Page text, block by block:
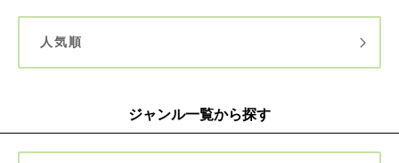
人気順
ジャンル一覧から探す